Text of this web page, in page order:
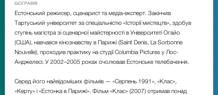
БІОГРАФІЯ
Естонський режисер, сценарист та медіа-експерт. Закінчив
Тартуський університет за спеціальністю «Історії мистецтв», здобув
ступінь магістра зі сценарної майстерності в Університеті Огайо
(США), навчався кінознавству в Парижі (Saint Denis, La Sorbonne
Nouvelle), проходив практику на студії Columbia Pictures у Лос-
Анджелесі. У 2002–2005 роках очолював Естонське телебачення.
Серед його найвідоміших фільмів — «Серпень 1991», «Клас»,
«Керту» і «Естонка в Парижі». Фільм «Клас» (2007) отримав понад